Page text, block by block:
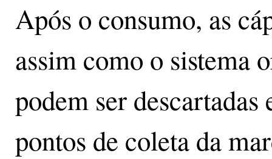
Após o consumo, as
assim como o sistema
podem ser
pontos de coleta da